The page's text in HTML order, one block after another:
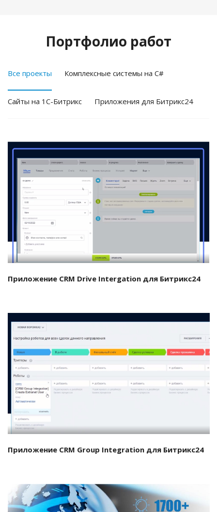
Портфолио работ
Все проекты Комплексные системы на C#
Cайты на 1С-Битрикс Приложения для Битрикс24
Смотреть проект
Приложение CRM Drive Intergation для Битрикс24
Смотреть проект
Приложение CRM Group Integration для Битрикс24